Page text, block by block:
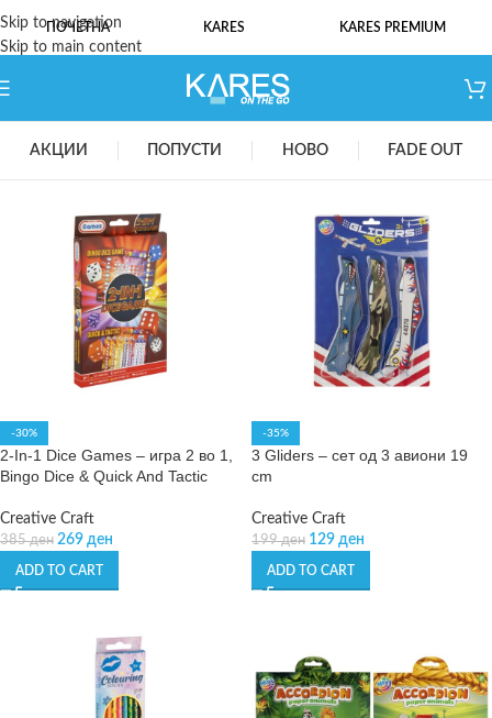
Skip to navigation
Skip to main content
ПОЧЕТНА KARES KARES PREMIUM
АКЦИИ ПОПУСТИ НОВО FADE OUT
-30%
2-In-1 Dice Games – игра 2 во 1,
Bingo Dice & Quick And Tactic
Creative Craft
385ден 269 ден
ADD TO CART
-35%
3 Gliders – сет од 3 авиони 19
cm
Creative Craft
199ден 129 ден
ADD TO CART